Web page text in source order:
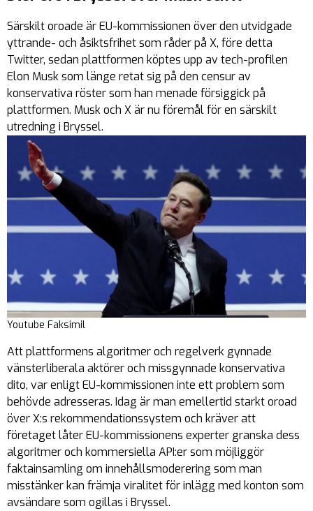
Särskilt oroade är EU-kommissionen över den utvidgade
yttrande- och åsiktsfrihet som råder på X, före detta
Twitter, sedan plattformen köptes upp av tech-profilen
Elon Musk som länge retat sig på den censur av
konservativa röster som han menade försiggick på
plattformen. Musk och X är nu föremål för en särskilt
utredning i Bryssel.
Youtube Faksimil
Att plattformens algoritmer och regelverk gynnade
vänsterliberala aktörer och missgynnade konservativa
dito, var enligt EU-kommissionen inte ett problem som
behövde adresseras. Idag är man emellertid starkt oroad
över X:s rekommendationssystem och kräver att
företaget låter EU-kommissionens experter granska dess
algoritmer och kommersiella API:er som möjliggör
faktainsamling om innehållsmoderering som man
misstänker kan främja viralitet för inlägg med konton som
avsändare som ogillas i Bryssel.